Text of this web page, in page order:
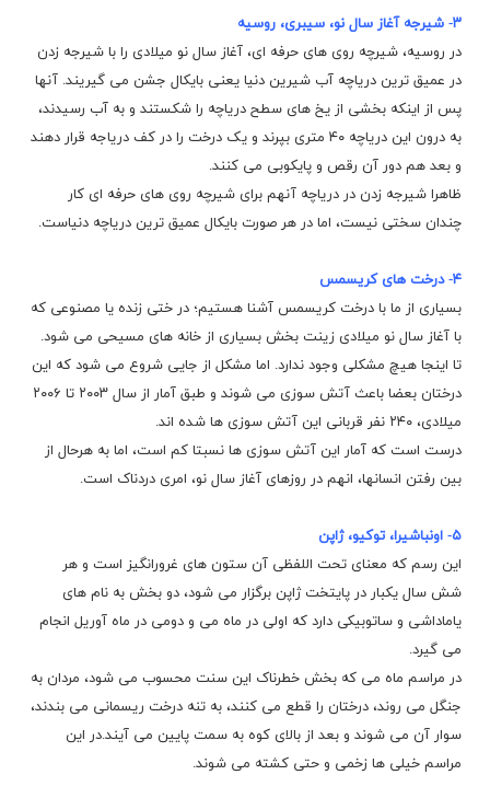
۳- شیرجه آغاز سال نو، سیبری، روسیه
در روسیه، شیرچه روی های حرفه ای، آغاز سال نو میلادی را با شیرجه زدن
در عمیق ترین دریاچه آب شیرین دنیا یعنی بایکال جشن می گیریند. آنها
پس از اینکه بخشی از یخ های سطح دریاچه را شکستند و به آب رسیدند،
به درون این دریاچه ۴۰ متری بپرند و یک درخت را در کف دریاجه قرار دهند
و بعد هم دور آن رقص و پایکوبی می کنند.
ظاهرا شیرجه زدن در دریاچه آنهم برای شیرچه روی های حرفه ای کار
چندان سختی نیست، اما در هر صورت بایکال عمیق ترین دریاچه دنیاست.
۴- درخت های کریسمس
بسیاری از ما با درخت کریسمس آشنا هستیم؛ در ختی زنده یا مصنوعی که
با آغاز سال نو میلادی زینت بخش بسیاری از خانه های مسیحی می شود.
تا اینجا هیچ مشکلی وجود ندارد. اما مشکل از جایی شروع می شود که این
درختان بعضا باعث آتش سوزی می شوند و طبق آمار از سال ۲۰۰۳ تا
۲۰۰۶
میلادی، ۲۴۰ نفر قربانی این آتش سوزی ها شده اند.
درست است که آمار این آتش سوزی ها نسبتا کم است، اما به هرحال از
بین رفتن انسانها، انهم در روزهای آغاز سال نو، امری دردناک است.
۵- اونباشیرا، توکیو، ژاپن
این رسم که معنای تحت اللفظی آن ستون های غرورانگیز است و هر
شش سال یکبار در پایتخت ژاپن برگزار می شود، دو بخش به نام های
یاماداشی و ساتوبیکی دارد که اولی در ماه می و دومی در ماه آوریل انجام
می گیرد.
در مراسم ماه می که بخش خطرناک این سنت محسوب می شود، مردان به
جنگل می روند، درختان را قطع می کنند، به تنه درخت ریسمانی می بندند،
سوار آن می شوند و بعد از بالای کوه به سمت پایین می آیند.در این
مراسم خیلی ها زخمی و حتی کشته می شوند.